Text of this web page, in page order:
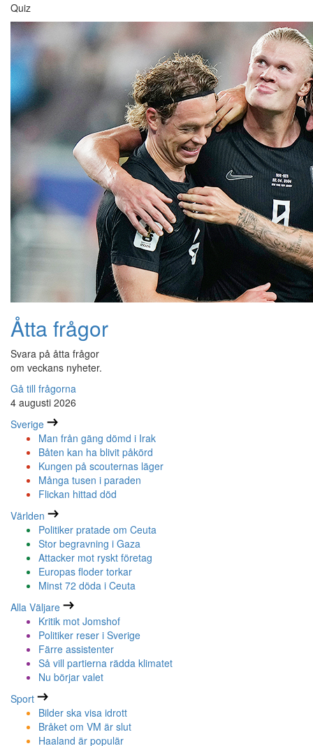
Quiz
Åtta frågor
Svara på åtta frågor
om veckans nyheter.
Gå till frågorna
4 augusti 2026
Sverige
Man från gäng dömd i Irak
Båten kan ha blivit påkörd
Kungen på scouternas läger
Många tusen i paraden
Flickan hittad död
Världen
Politiker pratade om Ceuta
Stor begravning i Gaza
Attacker mot ryskt företag
Europas floder torkar
Minst 72 döda i Ceuta
Alla Väljare
Kritik mot Jomshof
Politiker reser i Sverige
Färre assistenter
Så vill partierna rädda klimatet
Nu börjar valet
Sport
Bilder ska visa idrott
Bråket om VM är slut
Haaland är populär